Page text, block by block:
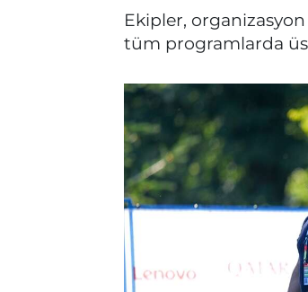
Ekipler,
tüm programlarda